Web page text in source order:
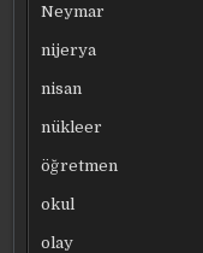
Neymar
nijerya
nisan
nükleer
öğretmen
okul
olay